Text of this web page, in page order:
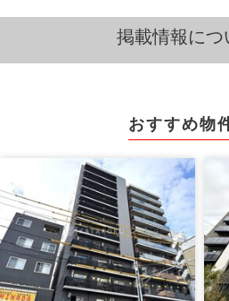
掲載情報につ
おすすめ物